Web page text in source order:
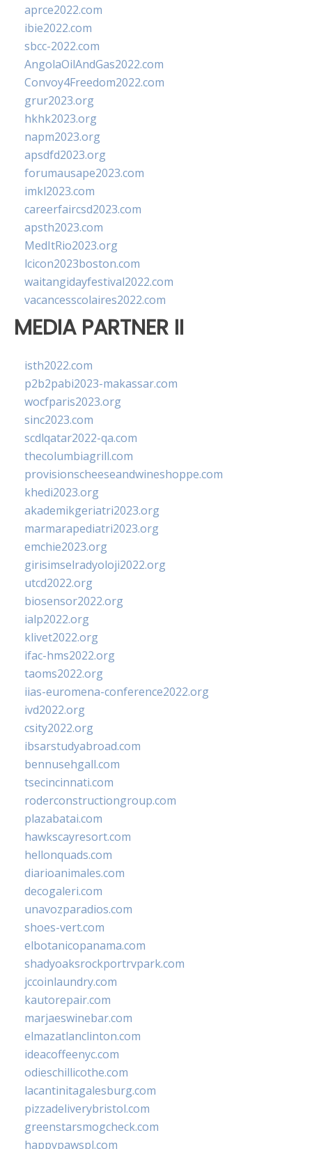
aprce2022.com
ibie2022.com
sbcc-2022.com
AngolaOilAndGas2022.com
Convoy4Freedom2022.com
grur2023.org
hkhk2023.org
napm2023.org
apsdfd2023.org
forumausape2023.com
imkl2023.com
careerfaircsd2023.com
apsth2023.com
MedItRio2023.org
lcicon2023boston.com
waitangidayfestival2022.com
vacancesscolaires2022.com
MEDIA PARTNER II
isth2022.com
p2b2pabi2023-makassar.com
wocfparis2023.org
sinc2023.com
scdlqatar2022-qa.com
thecolumbiagrill.com
provisionscheeseandwineshoppe.com
khedi2023.org
akademikgeriatri2023.org
marmarapediatri2023.org
emchie2023.org
girisimselradyoloji2022.org
utcd2022.org
biosensor2022.org
ialp2022.org
klivet2022.org
ifac-hms2022.org
taoms2022.org
iias-euromena-conference2022.org
ivd2022.org
csity2022.org
ibsarstudyabroad.com
bennusehgall.com
tsecincinnati.com
roderconstructiongroup.com
plazabatai.com
hawkscayresort.com
hellonquads.com
diarioanimales.com
decogaleri.com
unavozparadios.com
shoes-vert.com
elbotanicopanama.com
shadyoaksrockportrvpark.com
jccoinlaundry.com
kautorepair.com
marjaeswinebar.com
elmazatlanclinton.com
ideacoffeenyc.com
odieschillicothe.com
lacantinitagalesburg.com
pizzadeliverybristol.com
greenstarsmogcheck.com
happypawspl.com